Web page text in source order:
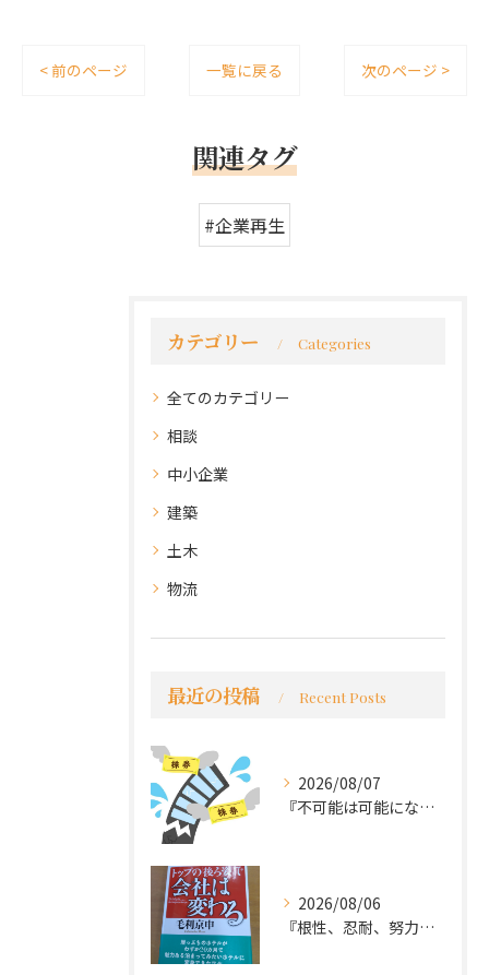
< 前のページ 一覧に戻る 次のページ >
関連タグ
#企業再生
カテゴリー Categories
全てのカテゴリー
相談
中小企業
建築
土木
物流
最近の投稿 Recent Posts
2026/08/07
『不可能は可能になる』
2026/08/06
『根性、忍耐、努力という言葉は死語なのか』